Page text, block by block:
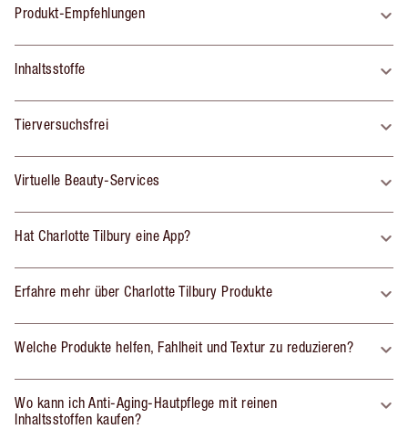
Produkt-Empfehlungen
Inhaltsstoffe
Tierversuchsfrei
Virtuelle Beauty-Services
Hat Charlotte Tilbury eine App?
Erfahre mehr über Charlotte Tilbury Produkte
Welche Produkte helfen, Fahlheit und Textur zu reduzieren?
Wo kann ich Anti-Aging-Hautpflege mit reinen
Inhaltsstoffen kaufen?